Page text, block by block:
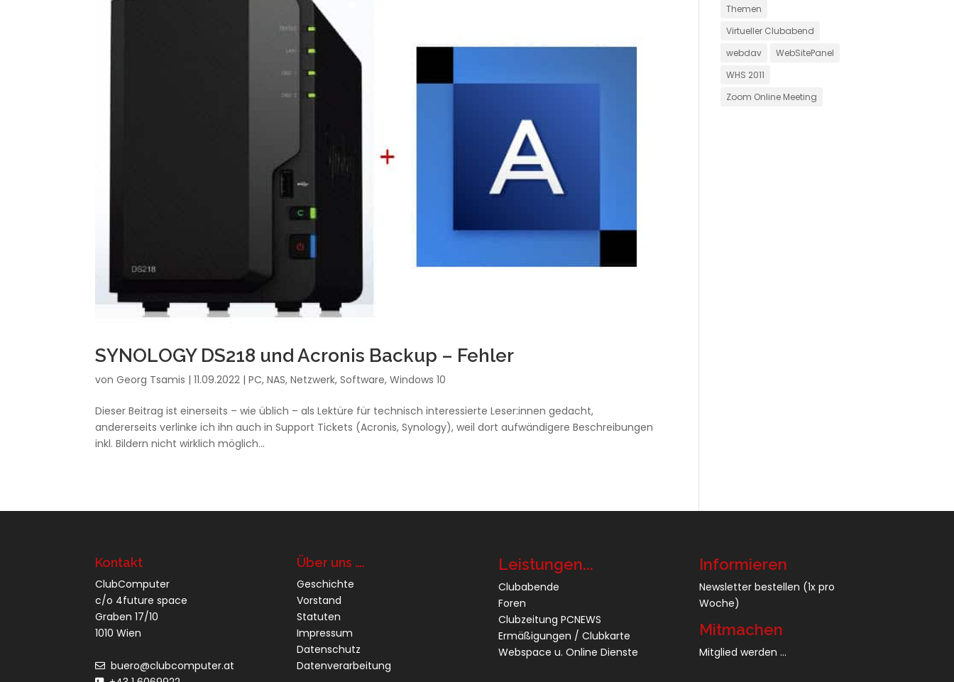
SYNOLOGY DS218 und Acronis Backup – Fehler
vonGeorg Tsamis |11.09.2022 |PC,NAS,Netzwerk,Software,Windows 10
Dieser Beitrag ist einerseits – wie üblich – als Lektüre für technisch interessierte Leser:innen gedacht,
andererseits verlinke ich ihn auch in Support Tickets (Acronis, Synology), weil dort aufwändigere Beschreibungen
inkl. Bildern nicht wirklich möglich...
Themen
Virtueller Clubabend
webdav
WebSitePanel
WHS 2011
Zoom Online Meeting
Kontakt
ClubComputer
c/o 4future space
Graben 17/10
1010 Wien
buero@clubcomputer.at
Über uns ….
Geschichte
Vorstand
Statuten
Impressum
Datenschutz
Datenverarbeitung
Leistungen...
Clubabende
Foren
Clubzeitung PCNEWS
Ermäßigungen / Clubkarte
Webspace u. Online Dienste
Informieren
Newsletter bestellen (1x pro
Woche)
Mitmachen
Mitglied werden ...